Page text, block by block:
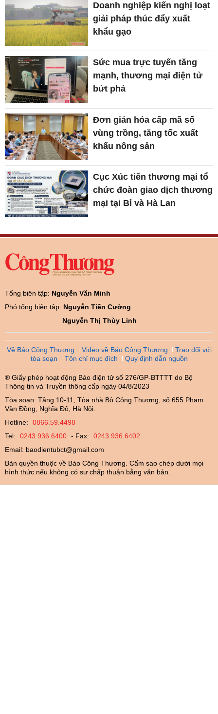
Doanh nghiệp kiến nghị loạt
giải pháp thúc đẩy xuất
khẩu gạo
Sức mua trực tuyến tăng
mạnh, thương mại điện tử
bứt phá
Đơn giản hóa cấp mã số
vùng trồng, tăng tốc xuất
khẩu nông sản
Cục Xúc tiến thương mại tổ
chức đoàn giao dịch thương
mại tại Bỉ và Hà Lan
Tổng biên tập: Nguyễn Văn Minh
Phó tổng biên tập: Nguyễn Tiến Cường
Nguyễn Thị Thùy Linh
Về Báo Công Thương Video về Báo Công Thương
Trao đổi với
tòa soạn
Tôn chỉ mục đích Quy định dẫn nguồn
® Giấy phép hoạt động Báo điện tử số 276/GP-BTTTT do Bộ
Thông tin và Truyền thông cấp ngày 04/8/2023
Tòa soạn: Tầng 10-11, Tòa nhà Bộ Công Thương, số 655 Phạm
Văn Đồng, Nghĩa Đô, Hà Nội.
Hotline:
0866.59.4498
Tel:
0243.936.6400 - Fax:
0243.936.6402
Email: baodientubct@gmail.com
Bản quyền thuộc về Báo Công Thương. Cấm sao chép dưới mọi
hình thức nếu không có sự chấp thuận bằng văn bản.